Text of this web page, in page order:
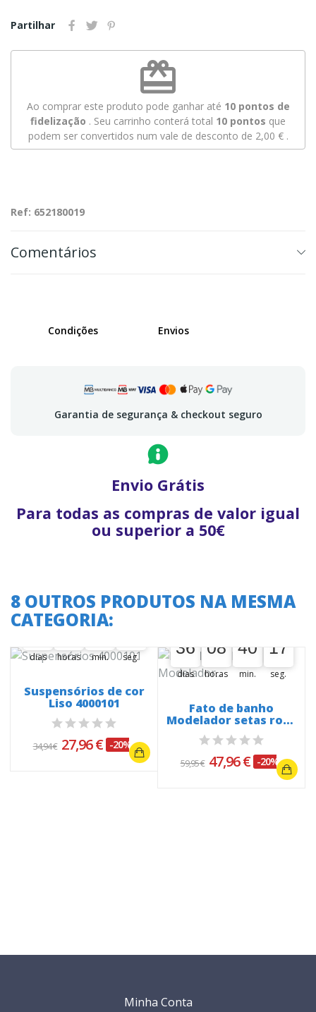
Partilhar
redeem
Ao comprar este produto pode ganhar até 10pontos de
fidelização . Seu carrinho conterá total 10 pontos que
podem ser convertidos num vale de desconto de 2,00 €.
Ref: 652180019
Comentários
Condições Envios
Garantia de segurança & checkout seguro
Envio Grátis
Para todas as compras de valor igual
ou superior a 50€
8 OUTROS PRODUTOS NA MESMA
CATEGORIA:
A oferta termina em:
36
36
00
dias
08
08
00
horas
18
18
00
min. seg.
Suspensórios de cor
Liso 4000101
34,94 € 27,96 € -20%
36
36
00
dias
08
08
00
horas
40
40
00
min.
16
16
17
seg.
Fato de banho
Modelador setas rosa
e Salmão 75150B
59,95 € 47,96 € -20%
Minha Conta